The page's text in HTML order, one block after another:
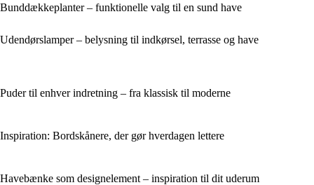
Bunddækkeplanter – funktionelle valg til en sund have
Udendørslamper – belysning til indkørsel, terrasse og have
Puder til enhver indretning – fra klassisk til moderne
Inspiration: Bordskånere, der gør hverdagen lettere
Havebænke som designelement – inspiration til dit uderum